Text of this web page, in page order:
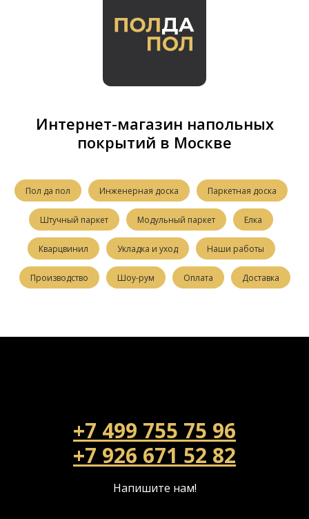
Интернет-магазин напольных
покрытий в Москве
Пол да пол Инженерная доска Паркетная доска
Штучный паркет Модульный паркет Елка
Кварцвинил Укладка и уход Наши работы
Производство Шоу-рум Оплата Доставка
+7 499 755 75 96
+7 926 671 52 82
Напишите нам!